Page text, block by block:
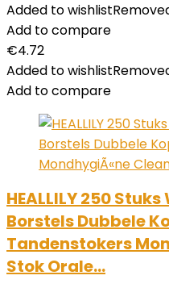
Added to wishlist
Add to compare
€4.72
Added to wishlist
Add to compare
HEALLILY 250
Borstels Dubbele
Tandenstokers
Stok Orale…